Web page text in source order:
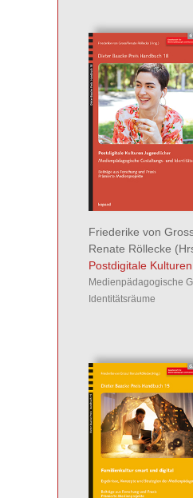
Friederike von
Renate Röllecke
Postdigitale
Medienpädagogische
Identitätsräume